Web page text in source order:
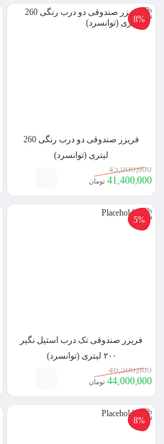
8%
فریزر صندوقی دو درب رنگی 260
لیتری (توانسرد)
45,000,000
41,400,000 تومان
5%
فریزر صندوقی تک درب استیل نگیر
۲۰۰ لیتری (توانسرد)
46,500,000
44,000,000 تومان
8%